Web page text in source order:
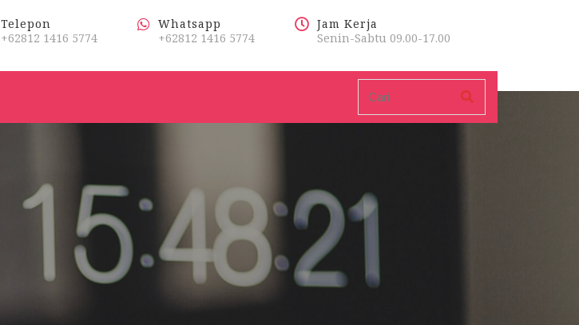
Telepon
+62812 1416 5774
Whatsapp
+62812 1416 5774
Jam Kerja
Senin-Sabtu 09.00-17.00